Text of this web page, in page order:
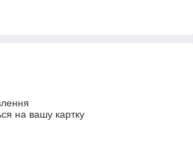
на вашу картку